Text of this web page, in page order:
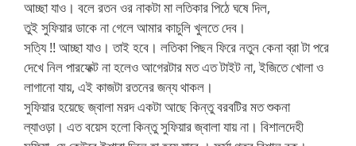
আচ্ছা যাও। বলে রতন ওর নাকটা মা লতিকার পিঠে ঘষে দিল,
তুই সুফিয়ার ডাকে না গেলে আমার কাচুলি খুলতে দেব।
সত্যি !! আচ্ছা যাও। তাই হবে। লতিকা পিছন ফিরে নতুন কেনা ব্রা টা পরে
দেখে নিল পারফেক্ট না হলেও আগেরটার মত এত টাইট না, ইজিতে খোলা ও
লাগানো যায়, এই কাজটা রতনের জন্য থাকল।
সুফিয়ার হয়েছে জ্বালা মরদ একটা আছে কিন্তু বরবটির মত শুকনা
ল্যাওড়া। এত বয়েস হলো কিন্তু সুফিয়ার জ্বালা যায় না। বিশালদেহী